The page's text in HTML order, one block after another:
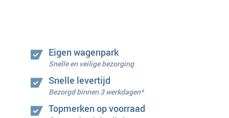
Eigen wagenpark
Snelle en veilige bezorging
Snelle levertijd
Bezorgd binnen 3 werkdagen*
Topmerken op voorraad